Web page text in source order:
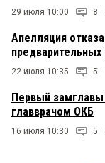
29 июля 10:00 8
Апелляция
предварительных
22 июля 10:35 5
Первый замглавы
главврачом ОКБ
16 июля 10:30 5